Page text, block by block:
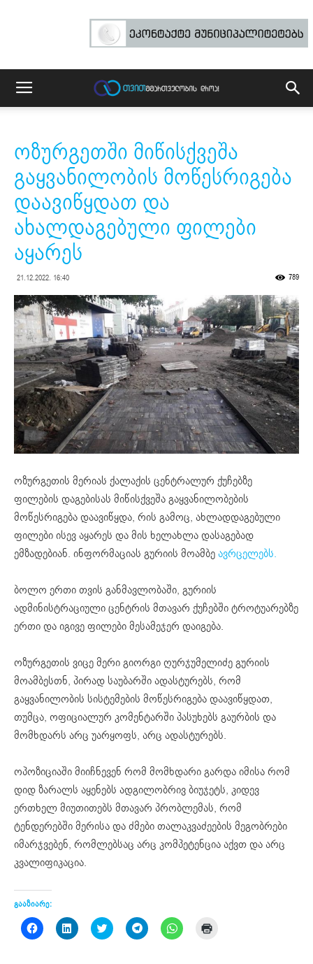
ოზურგეთში მიწისქვეშა
გაყვანილობის მოწესრიგება
დაავიწყდათ და
ახალდაგებული ფილები
აყარეს
21.12.2022. 16:40 789
ოზურგეთის მერიას ქალაქის ცენტრალურ ქუჩებზე
ფილების დაგებისას მიწისქვეშა გაყვანილობების
მოწესრიგება დაავიწყდა, რის გამოც, ახლადდაგებული
ფილები ისევ აყარეს და მის ხელახლა დასაგებად
ემზადებიან. ინფორმაციას გურიის მოამბეავრცელებს.
ბოლო ერთი თვის განმავლობაში, გურიის
ადმინისტრაციული ცენტრის მთავარ ქუჩებში ტროტუარებზე
ერთი და იგივე ფილები მესამეჯერ დაიგება.
ოზურგეთის ვიცე მერი გიორგი ღურჯუმელიძე გურიის
მოამბესთნ, პირად საუბარში ადასტურებს, რომ
გაყვანილობის სისტემების მოწესრიგება დაავიწყდათ,
თუმცა, ოფიციალურ კომენტარში პასუხებს გაურბის და
მომხდარს არც უარყოფს, არც ადასტურებს.
ოპოზიციაში მიიჩნევენ რომ მომხდარი გარდა იმისა რომ
დიდ ზარალს აყენებს ადგილობრივ ბიუჯეტს, კიდევ
ერთხელ მიუთითებს მთავარ პრობლემას, რომ
ტენდერებში მერისა და ძმები თალაკვაძეების მეგობრები
იმარჯვებენ, რომლებსაც არც კომპეტენცია აქვთ და არც
კვალიფიკაცია.
გააზიარე:
Click
to
Click
to
Click
to
Click
to
Click
to